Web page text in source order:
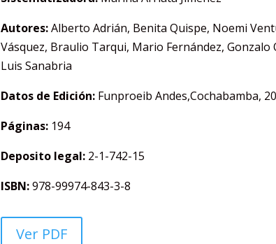
Autores:Alberto Adrián, Benita Quispe, Noemi
Vásquez, Braulio Tarqui, Mario Fernández, Gonzalo
Luis Sanabria
Datos de Edición:Funproeib Andes,Cochabamba,
Páginas:194
Deposito legal:2-1-742-15
ISBN:978-99974-843-3-8
Ver PDF